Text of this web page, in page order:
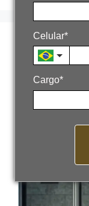
Celular*
Cargo*
Por
12 de